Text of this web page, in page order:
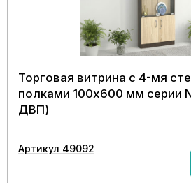
Торговая витрина с 4-мя
полками 100x600 мм серии
ДВП)
Артикул 49092